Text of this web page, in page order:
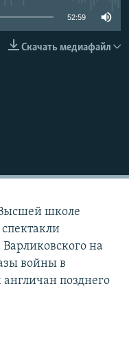
52:59
Скачать медиафайл
школе
на
войны в
позднего